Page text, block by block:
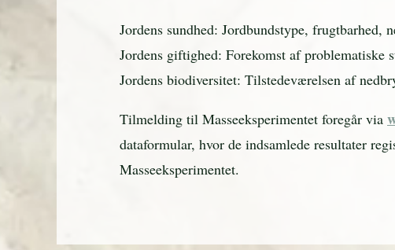
Jordens sundhed: Jordbundstype,
Jordens giftighed: Forekomst af problematiske
Jordens biodiversitet: Tilstedeværelsen af
Tilmelding til Masseeksperimentet foregår via
dataformular, hvor de indsamlede resultater
Masseeksperimentet.